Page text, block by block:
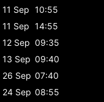
11 Sep 10:55
11 Sep 14:55
12 Sep 09:35
13 Sep 09:40
26 Sep 07:40
24 Sep 08:55